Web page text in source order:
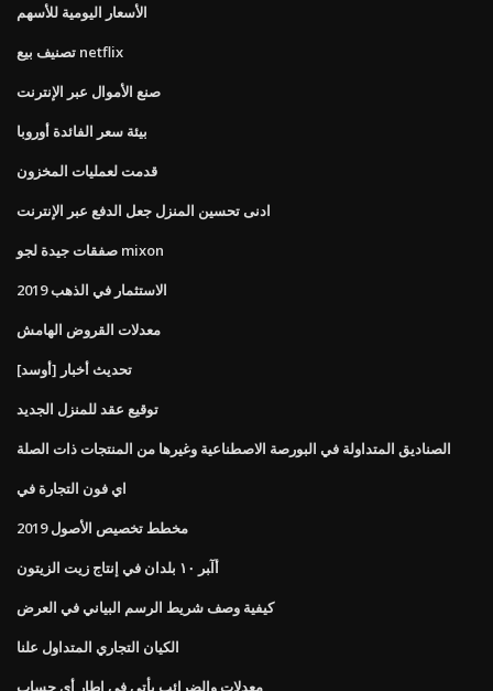
الأسعار اليومية للأسهم
تصنيف بيع netflix
صنع الأموال عبر الإنترنت
بيئة سعر الفائدة أوروبا
قدمت لعمليات المخزون
ادنى تحسين المنزل جعل الدفع عبر الإنترنت
صفقات جيدة لجو mixon
الاستثمار في الذهب 2019
معدلات القروض الهامش
[أوسد] تحديث أخبار
توقيع عقد للمنزل الجديد
الصناديق المتداولة في البورصة الاصطناعية وغيرها من المنتجات ذات الصلة
اي فون التجارة في
مخطط تخصيص الأصول 2019
أآﺒﺮ ١٠ ﺑﻠﺪان ﻓﻲ إﻧﺘﺎج زﻳﺖ اﻟﺰﻳﺘﻮن
كيفية وصف شريط الرسم البياني في العرض
الكيان التجاري المتداول علنا
معدلات والضرائب يأتي في إطار أي حساب